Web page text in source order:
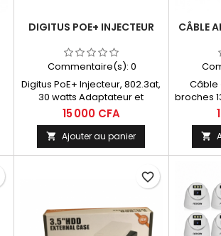
DIGITUS POE+ INJECTEUR
Commentaire(s): 0
Digitus PoE+ Injecteur, 802.3at,
30 watts Adaptateur et
injecteur PoEConforme à la
norme 802.3at PoE+ et à
802.3af PoE
15 000 CFA
 Ajouter au panier
CÂBLE
Câble
broches
IEEE
appareil

favorite_border